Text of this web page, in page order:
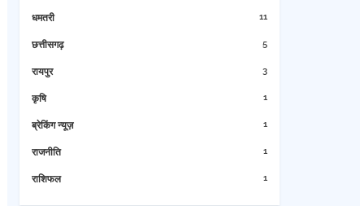
धमतरी 11
छत्तीसगढ़ 5
रायपुर 3
कृषि 1
ब्रेकिंग न्यूज़ 1
राजनीति 1
राशिफल 1